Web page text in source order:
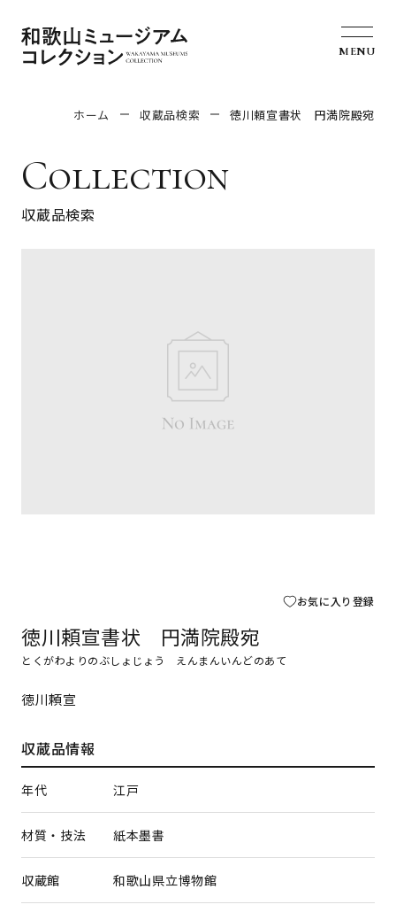
MENU
ホーム 収蔵品検索 徳川頼宣書状 円満院殿宛
Collection
収蔵品検索
お気に入り登録
徳川頼宣書状 円満院殿宛
とくがわよりのぶしょじょう えんまんいんどのあて
徳川頼宣
収蔵品情報
年代 江戸
材質・技法 紙本墨書
収蔵館 和歌山県立博物館